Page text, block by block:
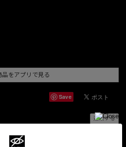
品をアプリで見る
Save
通報する